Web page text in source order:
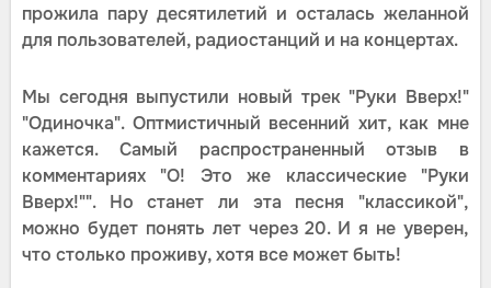
прожила пару десятилетий и осталась желанной
для пользователей, радиостанций и на концертах.
Мы сегодня выпустили новый трек "Руки Вверх!"
"Одиночка". Оптмистичный весенний хит, как мне
кажется. Самый распространенный отзыв в
комментариях "О! Это же классические "Руки
Вверх!"". Но станет ли эта песня "классикой",
можно будет понять лет через 20. И я не уверен,
что столько проживу, хотя все может быть!